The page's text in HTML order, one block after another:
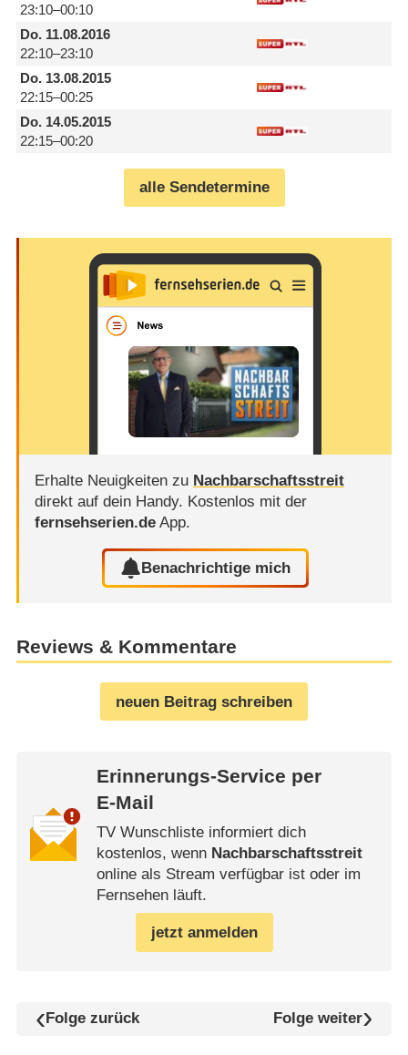
23:10–00:10
Do.11.08.2016
22:10–23:10
Do.13.08.2015
22:15–00:25
Do.14.05.2015
22:15–00:20
alle Sendetermine
Erhalte Neuigkeiten zu Nachbarschaftsstreit
direkt auf dein Handy. Kostenlos mit der
fernsehserien.deApp.
Benachrichtige mich
Reviews & Kommentare
neuen Beitrag schreiben
Erinnerungs-Service per
E-Mail
TV Wunschliste informiert dich
kostenlos, wenn Nachbarschaftsstreit
online als Stream verfügbar ist oder im
Fernsehen läuft.
jetzt anmelden
Folge zurück Folge weiter